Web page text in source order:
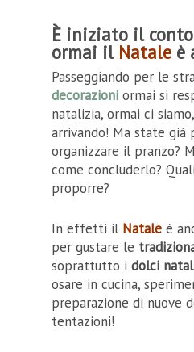
È iniziato il
ormai il Natale è
Passeggiando per le
decorazioni ormai si
natalizia, ormai ci
arrivando! Ma state già
organizzare il pranzo?
come concluderlo?
proporre?
In effetti il Natale è
per gustare le
soprattutto i dolci
osare in cucina,
preparazione di nuove
tentazioni!